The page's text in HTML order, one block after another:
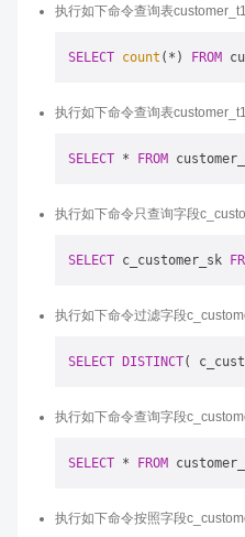
执行如下命令查询表customer_t1
SELECT count ( * ) FROM
执行如下命令查询表
SELECT * FROM
执行如下命令只查询字段
SELECT c_customer_sk
执行如下命令过滤字段
SELECT DISTINCT(
执行如下命令查询字段
SELECT * FROM
执行如下命令按照字段